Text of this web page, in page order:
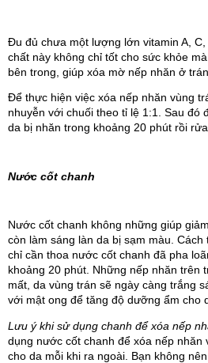
Đu đủ chưa một lượng lớn vitamin A,
chất này không chỉ tốt cho sức khỏe
bên trong, giúp xóa mờ nếp nhăn ở trán.
Để thực hiện việc xóa nếp nhăn vùng
nhuyễn với chuối theo tỉ lệ 1:1. Sau đó
da bị nhăn trong khoảng 20 phút rồi
Nước cốt chanh
Nước cốt chanh không những giúp
còn làm sáng làn da bị sạm màu.
chỉ cần thoa nước cốt chanh đã pha
khoảng 20 phút. Những nếp nhăn trên
mất, da vùng trán sẽ ngày càng trắng
với mật ong để tăng độ dưỡng ẩm cho
Lưu ý khi sử dụng chanh để xóa nếp
dụng nước cốt chanh để xóa nếp nhăn
cho da mỗi khi ra ngoài. Bạn không